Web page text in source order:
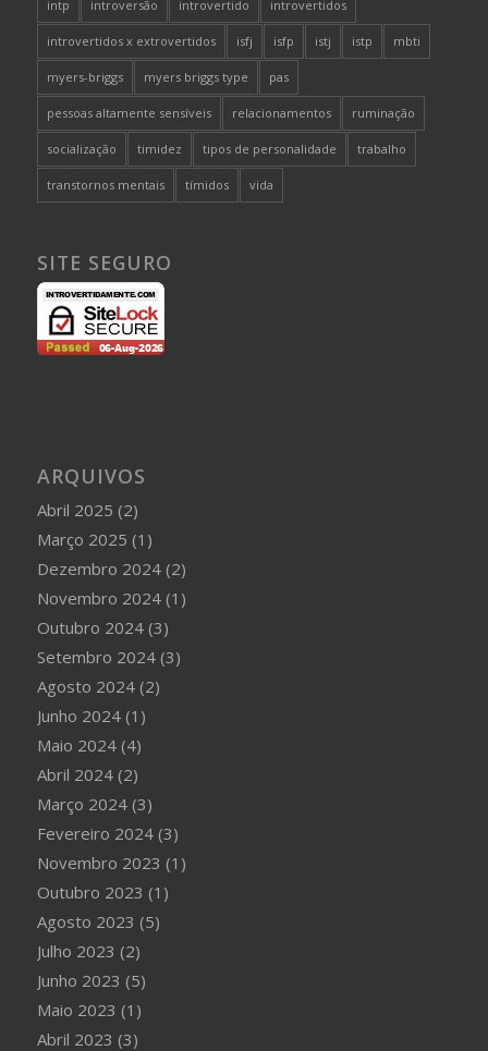
intp introversão introvertido introvertidos
introvertidos x extrovertidos isfj isfp istj istp mbti
myers-briggs myers briggs type pas
pessoas altamente sensíveis relacionamentos ruminação
socialização timidez tipos de personalidade trabalho
transtornos mentais tímidos vida
SITE SEGURO
ARQUIVOS
Abril 2025 (2)
Março 2025 (1)
Dezembro 2024(2)
Novembro 2024(1)
Outubro 2024(3)
Setembro 2024(3)
Agosto 2024(2)
Junho 2024(1)
Maio 2024(4)
Abril 2024(2)
Março 2024(3)
Fevereiro 2024(3)
Novembro 2023 (1)
Outubro 2023 (1)
Agosto 2023 (5)
Julho 2023 (2)
Junho 2023 (5)
Maio 2023 (1)
Abril 2023 (3)